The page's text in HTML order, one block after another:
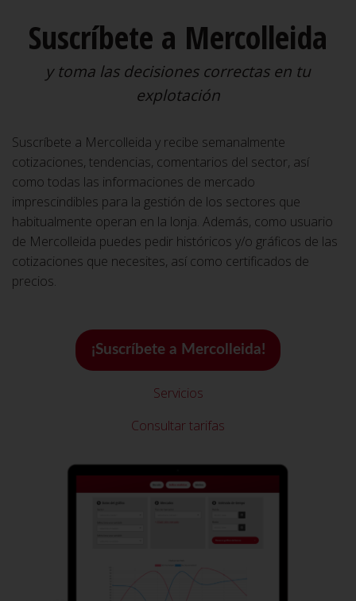
Suscríbete a Mercolleida
y toma las decisiones correctas en tu
explotación
Suscríbete a Mercolleida y recibe semanalmente
cotizaciones, tendencias, comentarios del sector, así
como todas las informaciones de mercado
imprescindibles para la gestión de los sectores que
habitualmente operan en la lonja. Además, como usuario
de Mercolleida puedes pedir históricos y/o gráficos de las
cotizaciones que necesites, así como certificados de
precios.
¡Suscríbete a Mercolleida!
Servicios
Consultar tarifas